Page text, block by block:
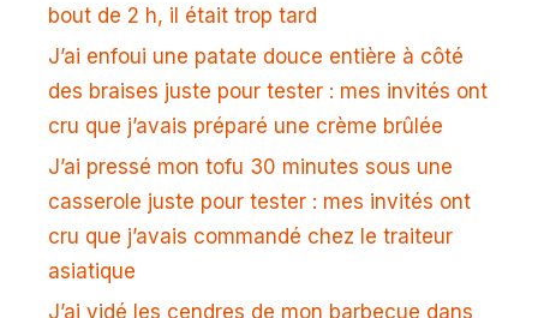
bout de 2 h, il était trop tard
J’ai enfoui une patate douce entière à côté
des braises juste pour tester : mes invités ont
cru que j’avais préparé une crème brûlée
J’ai pressé mon tofu 30 minutes sous une
casserole juste pour tester : mes invités ont
cru que j’avais commandé chez le traiteur
asiatique
J’ai vidé les cendres de mon barbecue dans